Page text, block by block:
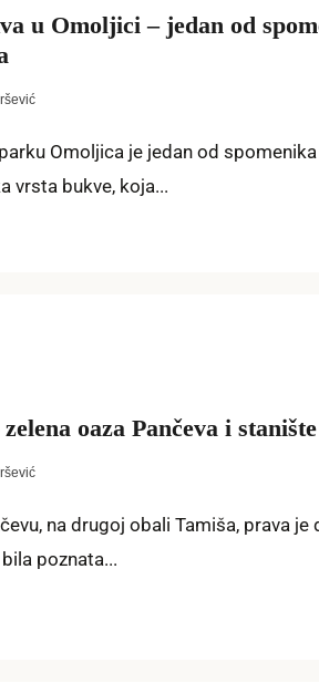
u Omoljici – jedan od
Omoljica je jedan od
vrsta bukve, koja...
oaza Pančeva i
na drugoj obali Tamiša, prava je
poznata...